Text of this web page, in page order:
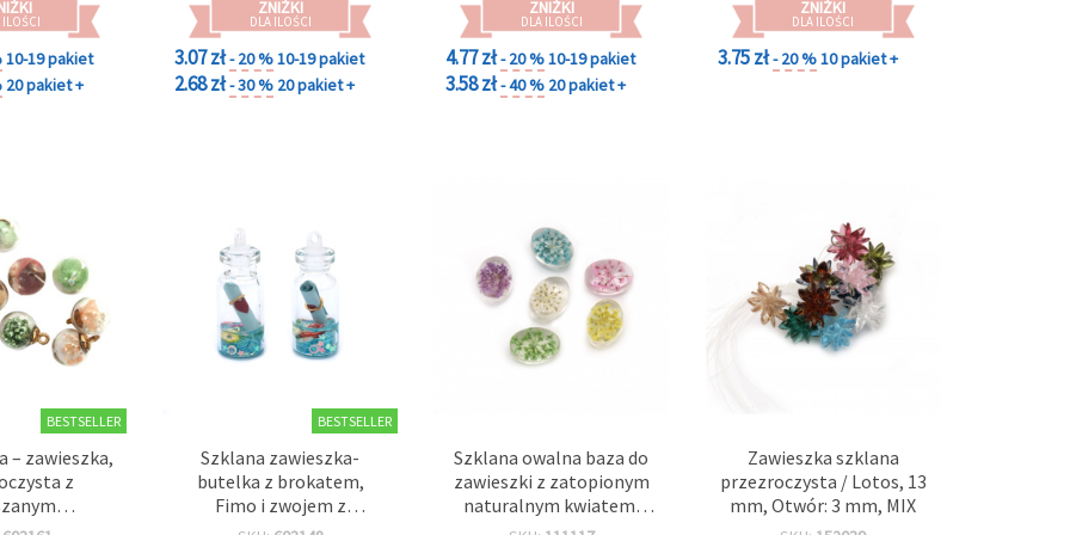
ILOŚCI
10-19 pakiet
20 pakiet +
kreatywnych projektów
ZNIŻKI
DLA ILOŚCI
3.07 zł- 20 %10-19 pakiet
2.68 zł- 30 % 20 pakiet +
ZNIŻKI
DLA ILOŚCI
4.77 zł- 20 %10-19 pakiet
3.58 zł- 40 % 20 pakiet +
ZNIŻKI
DLA ILOŚCI
3.75 zł- 20 %10 pakiet +
BESTSELLER
– zawieszka,
z
16×20 mm,
BESTSELLER
Szklana zawieszka-
butelka z brokatem,
Fimo i zwojem z
wiadomością, 16×41 mm,
Szklana owalna baza do
zawieszki z zatopionym
naturalnym kwiatem,
18×13 mm, kolory
Zawieszka szklana
przezroczysta / Lotos, 13
mm, Otwór: 3 mm, MIX